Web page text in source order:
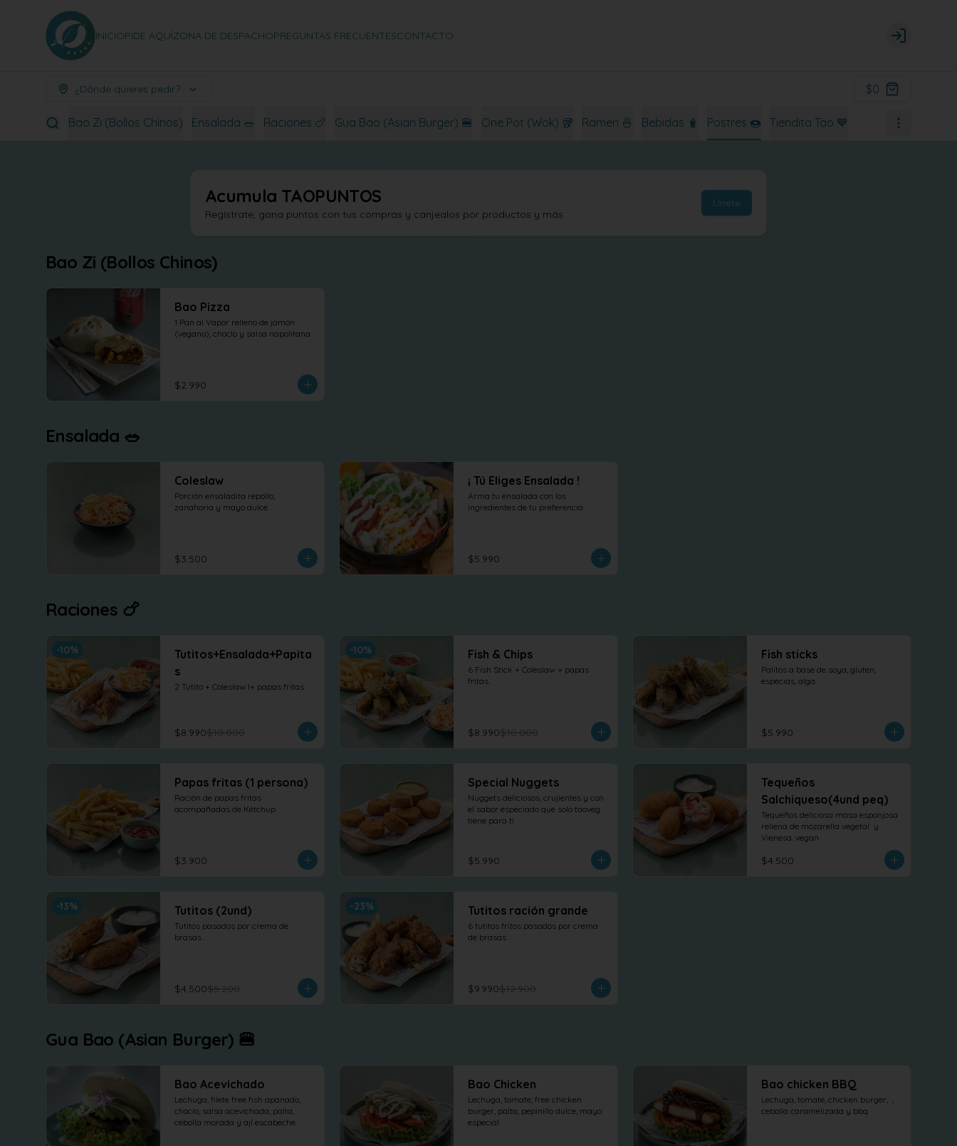
INICIOPIDE AQUÍZONA DE DESPACHOPREGUNTAS FRECUENTESCONTACTO Login
¿Dónde quieres pedir? $0
Bao Zi (Bollos Chinos) Ensalada 🥗 Raciones 🍗 Gua Bao (Asian Burger) 🍔 One Pot (Wok) 🥡 Ramen 🍜 Bebidas 🧋 Postres 🍩 Tiendita Tao 💙
Acumula TAOPUNTOS
Regístrate, gana puntos con tus compras y canjealos por productos y más
Únete
Bao Zi (Bollos Chinos)
Bao Pizza
1 Pan al Vapor relleno de jamón
(vegano), choclo y salsa napolitana
$2.990
Ensalada 🥗
Coleslaw
Porción ensaladita repollo,
zanahoria y mayo dulce.
$3.500
¡ Tú Eliges Ensalada !
Arma tu ensalada con los
ingredientes de tu preferencia
$5.990
Raciones 🍗
-10%
Tutitos+Ensalada+Papita
s
2 Tutito + Coleslaw l+ papas fritas.
$8.990$10.000
-10% Fish & Chips
6 Fish Stick + Coleslaw + papas
fritas.
$8.990$10.000
Fish sticks
Palitos a base de soya, gluten,
especias, alga.
$5.990
Papas fritas (1 persona)
Ración de papas fritas
acompañadas de Kétchup
$3.900
Special Nuggets
Nuggets deliciosos, crujientes y con
el sabor especiado que solo taoveg
tiene para ti
$5.990
Tequeños
Salchiqueso(4und peq)
Tequeños deliciosa masa esponjosa
rellena de mozarella vegetal  y
Vienesa. vegan
$4.500
-13% Tutitos (2und)
Tutitos pasados por crema de
brasas .
$4.500$5.200
-23% Tutitos ración grande
6 tutitos fritos pasados por crema
de brasas
$9.990$12.900
Gua Bao (Asian Burger) 🍔
Bao Acevichado
Lechuga, filete free fish apanado,
choclo, salsa acevichada, palta,
cebolla morada y ají escabeche
Bao Chicken
Lechuga, tomate, free chicken
burger, palta, pepinillo dulce, mayo
especial.
Bao chicken BBQ
Lechuga, tomate, chicken burger,  ,
cebolla caramelizada y bbq